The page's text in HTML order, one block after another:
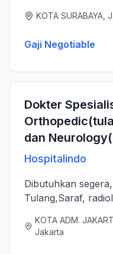
KOTA SURABAYA,
Gaji Negotiable
Dokter
dan
Hospitalindo
Dibutuhkan
Tulang,Saraf,
ramah dan berjiwa
KOTA ADM.
Jakarta